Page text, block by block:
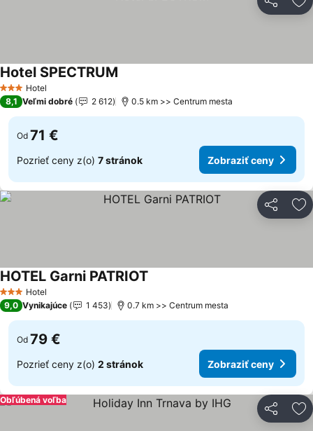
Zdieľať
3 Počet hviezdičiek
Hotel
Hotel SPECTRUM
8,1 Veľmi dobré 2 612 0.5 km >> Centrum mesta
Od 71 €
Pozrieť ceny z(o) 7 stránok Zobraziť ceny
Zdieľať
3 Počet hviezdičiek
Hotel
HOTEL Garni PATRIOT
9,0 Vynikajúce 1 453 0.7 km >> Centrum mesta
Od 79 €
Pozrieť ceny z(o) 2 stránok Zobraziť ceny
Zdieľať
Obľúbená voľba